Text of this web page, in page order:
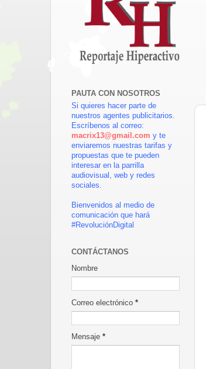
PAUTA CON NOSOTROS
Si quieres hacer parte de
nuestros agentes publicitarios.
Escríbenos al correo:
macrix13@gmail.com y te
enviaremos nuestras tarifas y
propuestas que te pueden
interesar en la parrilla
audiovisual, web y redes
sociales.
Bienvenidos al medio de
comunicación que hará
#RevoluciónDigital
CONTÁCTANOS
Nombre
Correo electrónico *
Mensaje *